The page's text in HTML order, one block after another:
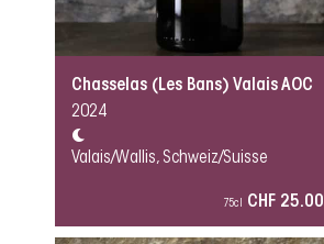
Chasselas (Les Bans) Valais AOC
2024
Valais/Wallis, Schweiz/Suisse
75cl CHF 25.00